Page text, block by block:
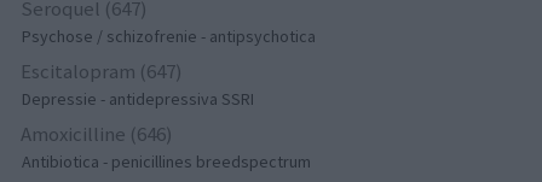
Seroquel (647)
Psychose / schizofrenie - antipsychotica
Escitalopram (647)
Depressie - antidepressiva SSRI
Amoxicilline (646)
Antibiotica - penicillines breedspectrum